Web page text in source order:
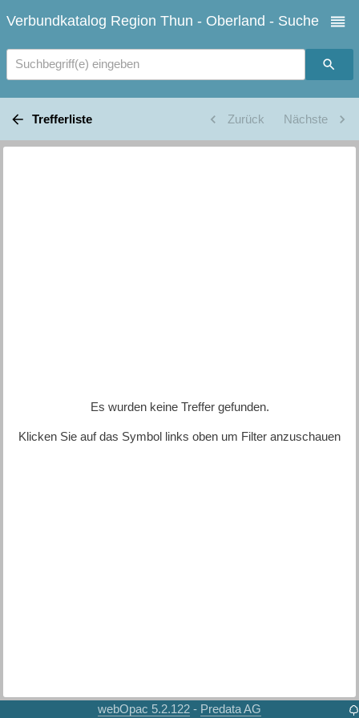
Verbundkatalog Region Thun - Oberland - Suche
Suchbegriff(e) eingeben
Trefferliste Zurück Nächste
Es wurden keine Treffer gefunden.
Klicken Sie auf das Symbol links oben um Filter anzuschauen
webOpac 5.2.122 - Predata AG